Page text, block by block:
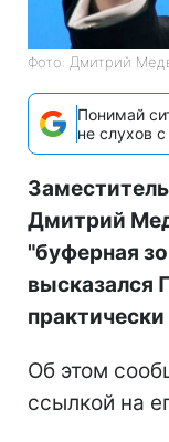
Фото: Дмитрий
Понимай
не слухов с
Дмитрий
"буферная
высказался
Об этом
ссылкой на